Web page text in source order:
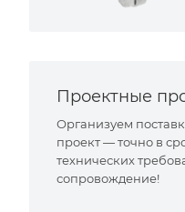
Проектные
Организуем
проект — точно в
технических
сопровождение!